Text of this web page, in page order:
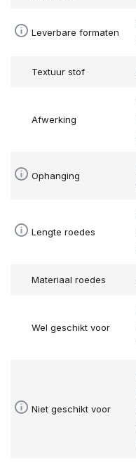
Leverbare formaten
Textuur stof
Afwerking
Ophanging
Lengte roedes
Materiaal roedes
Wel geschikt voor
Niet geschikt voor